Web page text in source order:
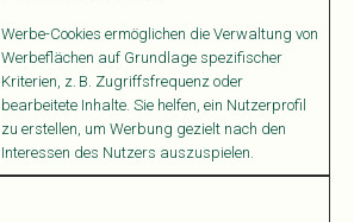
Werbe-Cookies ermöglichen die Verwaltung von
Werbeflächen auf Grundlage spezifischer
Kriterien, z. B. Zugriffsfrequenz oder
bearbeitete Inhalte. Sie helfen, ein Nutzerprofil
zu erstellen, um Werbung gezielt nach den
Interessen des Nutzers auszuspielen.